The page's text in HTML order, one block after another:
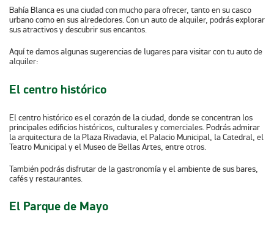
Bahía Blanca es una ciudad con mucho para ofrecer, tanto en su casco
urbano como en sus alrededores. Con un auto de alquiler, podrás explorar
sus atractivos y descubrir sus encantos.
Aquí te damos algunas sugerencias de lugares para visitar con tu auto de
alquiler:
El centro histórico
El centro histórico es el corazón de la ciudad, donde se concentran los
principales edificios históricos, culturales y comerciales. Podrás admirar
la arquitectura de la Plaza Rivadavia, el Palacio Municipal, la Catedral, el
Teatro Municipal y el Museo de Bellas Artes, entre otros.
También podrás disfrutar de la gastronomía y el ambiente de sus bares,
cafés y restaurantes.
El Parque de Mayo